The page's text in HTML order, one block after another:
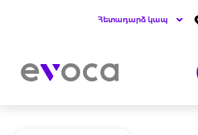
Հետադարձ կապ